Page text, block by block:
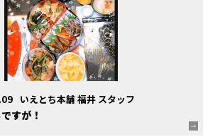
いえとち本舗 福井 スタッフ
すが！